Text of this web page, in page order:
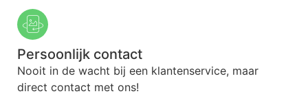
Persoonlijk contact
Nooit in de wacht bij een klantenservice, maar
direct contact met ons!